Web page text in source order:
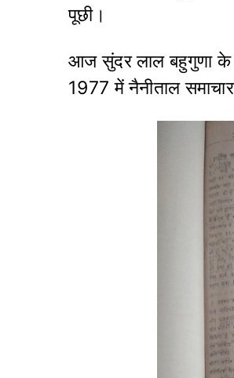
पूछी।
आज सुंदर लाल बहुगुणा के
1977 में नैनीताल